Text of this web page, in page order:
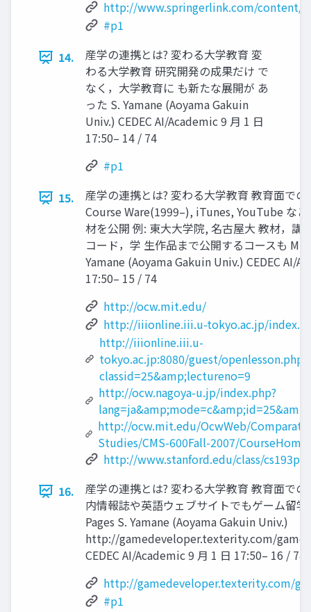
http://www.springerlink.com/content/
#p1
14.
産学の連携とは? 変わる大学教育 変
わる大学教育 研究開発の成果だけ で
なく，大学教育に も新たな展開が あ
った S. Yamane (Aoyama Gakuin
Univ.) CEDEC AI/Academic 9 月 1 日
17:50– 14 / 74
#p1
15.
産学の連携とは? 変わる大学教育 教育面で
Course Ware(1999–), iTunes, YouTube な
材を公開 例: 東大大学院, 名古屋大 教材，講
コード，学 生作品まで公開するコースも
Yamane (Aoyama Gakuin Univ.) CEDEC AI/
17:50– 15 / 74
http://ocw.mit.edu/
http://iiionline.iii.u-tokyo.ac.jp/
http://iiionline.iii.u-
tokyo.ac.jp:8080/guest/openlesson.php?
classid=25&amp;lectureno=9
http://ocw.nagoya-u.jp/index.php?
http://ocw.mit.edu/OcwWeb/
Studies/CMS-600Fall-2007/
http://www.stanford.edu/class/cs193p/
16.
産学の連携とは? 変わる大学教育 教育面で
内情報誌や英語ウェブサイトでもゲーム留
Pages S. Yamane (Aoyama Gakuin Univ.)
http://gamedeveloper.texterity.com/
CEDEC AI/Academic 9 月 1 日 17:50– 16 / 74
http://gamedeveloper.texterity.com/
#p1